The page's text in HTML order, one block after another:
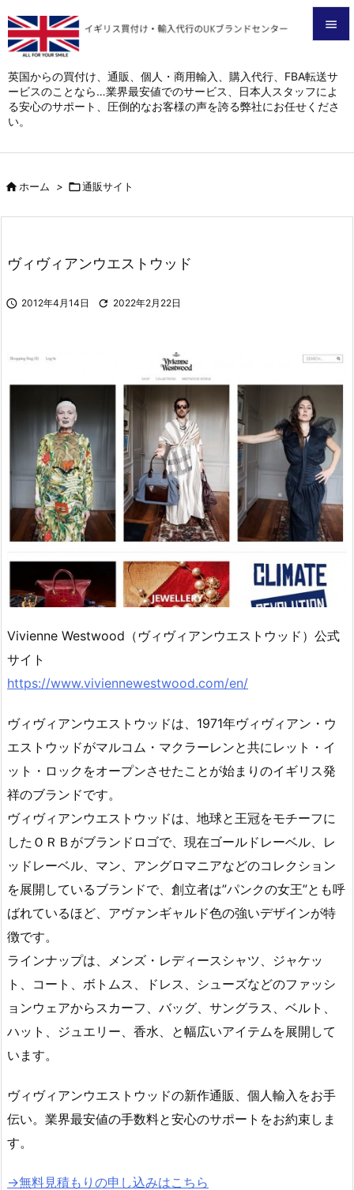
英国からの買付け、通販、個人・商用輸入、購入代行、FBA転送サ
ービスのことなら…業界最安値でのサービス、日本人スタッフによ
る安心のサポート、圧倒的なお客様の声を誇る弊社にお任せくださ
い。

メニュ

サイド
前へ

ホーム > 通販サイト
ヴィヴィアンウエストウッド
 2012年4月14日  2022年2月22日
Vivienne Westwood（ヴィヴィアンウエストウッド）公式
サイト
https://www.viviennewestwood.com/en/
ヴィヴィアンウエストウッドは、1971年ヴィヴィアン・ウ
エストウッドがマルコム・マクラーレンと共にレット・イ
ット・ロックをオープンさせたことが始まりのイギリス発
祥のブランドです。
ヴィヴィアンウエストウッドは、地球と王冠をモチーフに
したＯＲＢがブランドロゴで、現在ゴールドレーベル、レ
ッドレーベル、マン、アングロマニアなどのコレクション
を展開しているブランドで、創立者は”パンクの女王”とも呼
ばれているほど、アヴァンギャルド色の強いデザインが特
徴です。
ラインナップは、メンズ・レディースシャツ、ジャケッ
ト、コート、ボトムス、ドレス、シューズなどのファッシ
ョンウェアからスカーフ、バッグ、サングラス、ベルト、
ハット、ジュエリー、香水、と幅広いアイテムを展開して
います。
ヴィヴィアンウエストウッドの新作通販、個人輸入をお手
伝い。業界最安値の手数料と安心のサポートをお約束しま
す。
→無料見積もりの申し込みはこちら